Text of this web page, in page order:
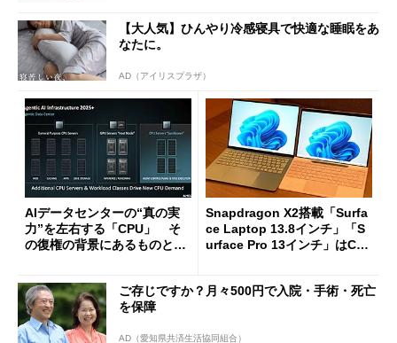
【大人気】ひんやり冷感寝具で快適な睡眠をあ
なたに。
AD（アイリスプラザ）
AIデータセンターの“真の実
力”を左右する「CPU」 そ
の復権の背景にあるものと
Snapdragon X2搭載「Surfa
ce Laptop 13.8インチ」「S
urface Pro 13インチ」はCop
た
ご存じですか？月々500円で入院・手術・死亡
を保障
AD（愛知県共済生活協同組合）